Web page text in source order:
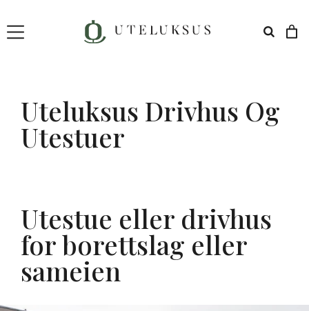
innhold
Uteluksus Drivhus Og
Utestuer
Utestue eller drivhus
for borettslag eller
sameien